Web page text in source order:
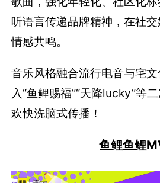
听语言传递品牌精神，在社
情感共鸣。
音乐风格融合流行电音与宅
入“鱼鲤赐福”“天降lucky”等
欢快洗脑式传播！
鱼鲤鱼鲤